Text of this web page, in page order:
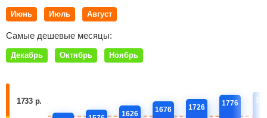
Июнь Июль Август
Самые дешевые месяцы:
Декабрь Октябрь Ноябрь
1733 р.
1626
1676 1726
1776